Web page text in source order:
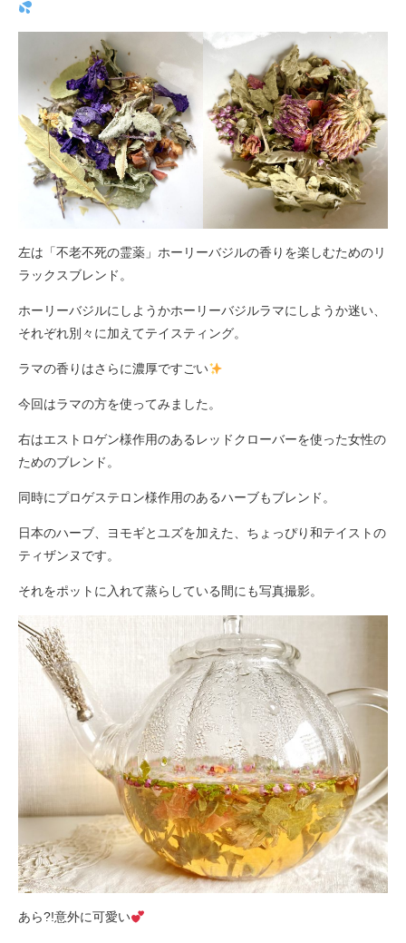
左は「不老不死の霊薬」ホーリーバジルの香りを楽しむためのリ
ラックスブレンド。
ホーリーバジルにしようかホーリーバジルラマにしようか迷い、
それぞれ別々に加えてテイスティング。
ラマの香りはさらに濃厚ですごい
今回はラマの方を使ってみました。
右はエストロゲン様作用のあるレッドクローバーを使った女性の
ためのブレンド。
同時にプロゲステロン様作用のあるハーブもブレンド。
日本のハーブ、ヨモギとユズを加えた、ちょっぴり和テイストの
ティザンヌです。
それをポットに入れて蒸らしている間にも写真撮影。
あら?!意外に可愛い